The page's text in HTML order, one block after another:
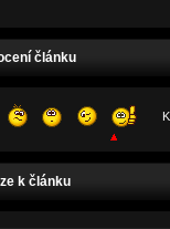
článku
k článku